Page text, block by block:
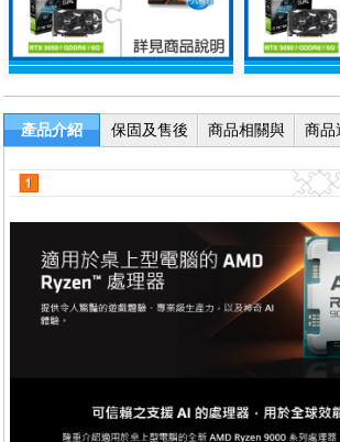
產品介紹
保固及售後
商品相關與
商品